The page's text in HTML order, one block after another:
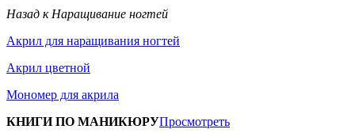
Назад к Наращивание ногтей
Акрил для наращивания ногтей
Акрил цветной
Мономер для акрила
КНИГИ ПО МАНИКЮРУПросмотреть